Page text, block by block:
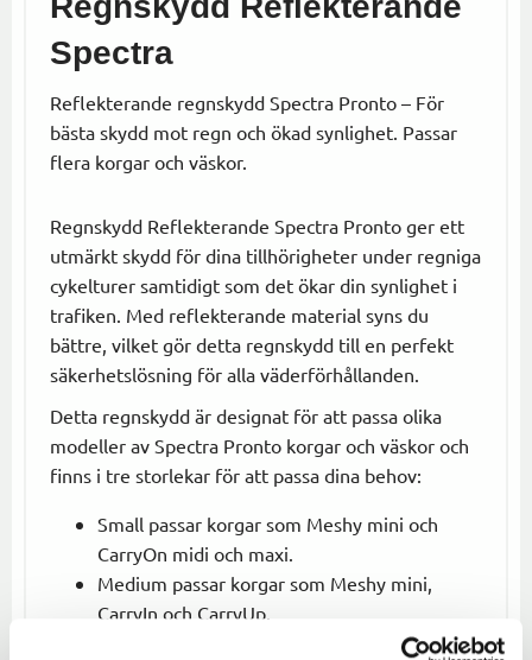
Spectra
Reflekterande regnskydd Spectra Pronto – För
bästa skydd mot regn och ökad synlighet. Passar
flera korgar och väskor.
Regnskydd Reflekterande Spectra Pronto ger ett
utmärkt skydd för dina tillhörigheter under regniga
cykelturer samtidigt som det ökar din synlighet i
trafiken. Med reflekterande material syns du
bättre, vilket gör detta regnskydd till en perfekt
säkerhetslösning för alla väderförhållanden.
Detta regnskydd är designat för att passa olika
modeller av Spectra Pronto korgar och väskor och
finns i tre storlekar för att passa dina behov:
Small passar korgar som Meshy mini och
CarryOn midi och maxi.
Medium passar korgar som Meshy mini,
CarryIn och CarryUp.
Large passar större korgar som Meshy maxi